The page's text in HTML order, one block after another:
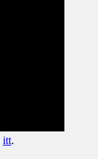
itt.